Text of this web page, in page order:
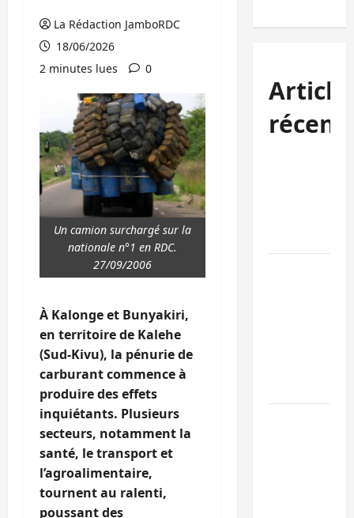
La Rédaction JamboRDC
18/06/2026
2 minutes lues
0
Un camion surchargé sur la
nationale n°1 en RDC.
27/09/2006
À Kalonge et Bunyakiri,
en territoire de Kalehe
(Sud-Kivu), la pénurie de
carburant commence à
produire des effets
inquiétants. Plusieurs
secteurs, notamment la
santé, le transport et
l’agroalimentaire,
tournent au ralenti,
poussant des